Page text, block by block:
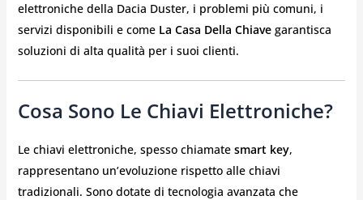
elettroniche della Dacia Duster, i problemi più comuni, i
servizi disponibili e come La Casa Della Chiavegarantisca
soluzioni di alta qualità per i suoi clienti.
Cosa Sono Le Chiavi Elettroniche?
Le chiavi elettroniche, spesso chiamate smart key,
rappresentano un’evoluzione rispetto alle chiavi
tradizionali. Sono dotate di tecnologia avanzata che